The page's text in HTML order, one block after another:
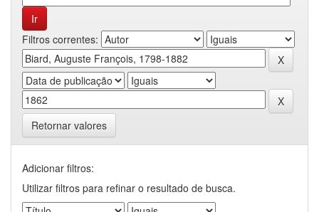
Filtros correntes:
Retornar valores
Adicionar filtros:
Utilizar filtros para refinar o resultado de busca.